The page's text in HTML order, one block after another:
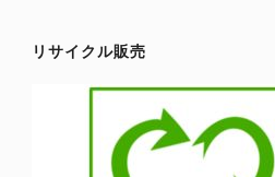
リサイクル販売